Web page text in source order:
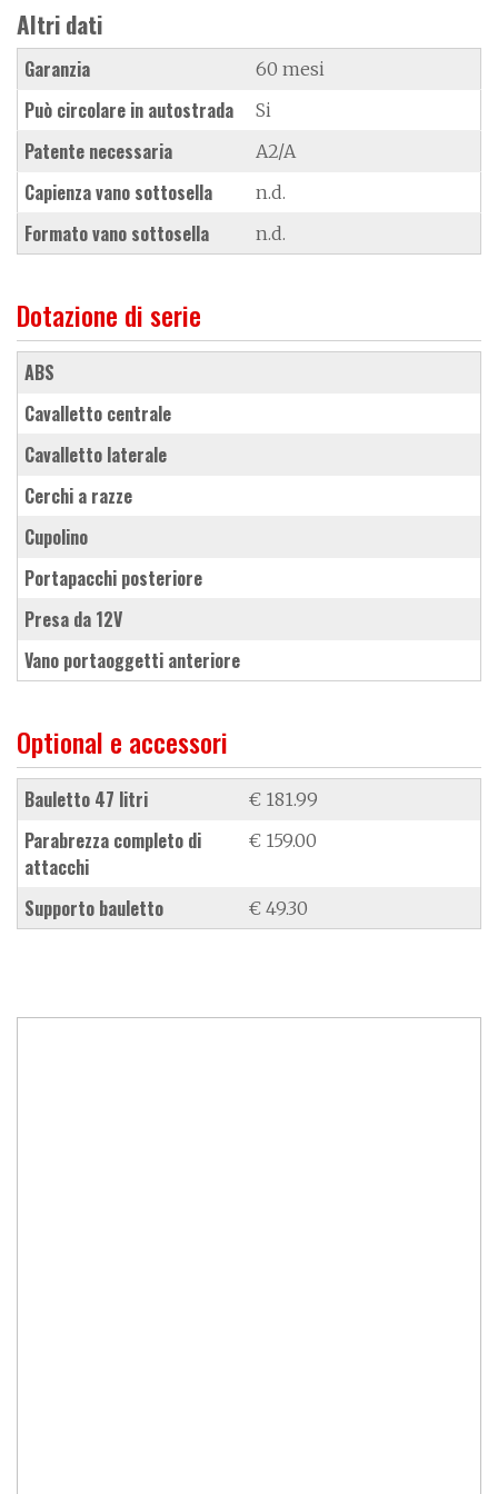
Altri dati
Garanzia 60 mesi
Può circolare in autostrada Si
Patente necessaria A2/A
Capienza vano sottosella n.d.
Formato vano sottosella n.d.
Dotazione di serie
ABS
cavalletto centrale
cavalletto laterale
cerchi a razze
cupolino
portapacchi posteriore
presa da 12V
vano portaoggetti anteriore
Optional e accessori
bauletto 47 litri € 181.99
parabrezza completo di
attacchi
€ 159.00
supporto bauletto € 49.30